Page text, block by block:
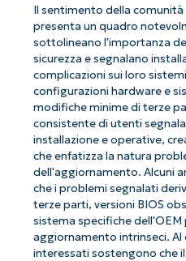
Il sentimento della
presenta un quadro
sottolineano l'importanza
sicurezza e segnalano
complicazioni sui loro
configurazioni hardware e
modifiche minime di terze
consistente di utenti
installazione e operative,
che enfatizza la natura
dell'aggiornamento. Alcuni
che i problemi segnalati
terze parti, versioni BIOS
sistema specifiche
aggiornamento intrinseci.
interessati sostengono che